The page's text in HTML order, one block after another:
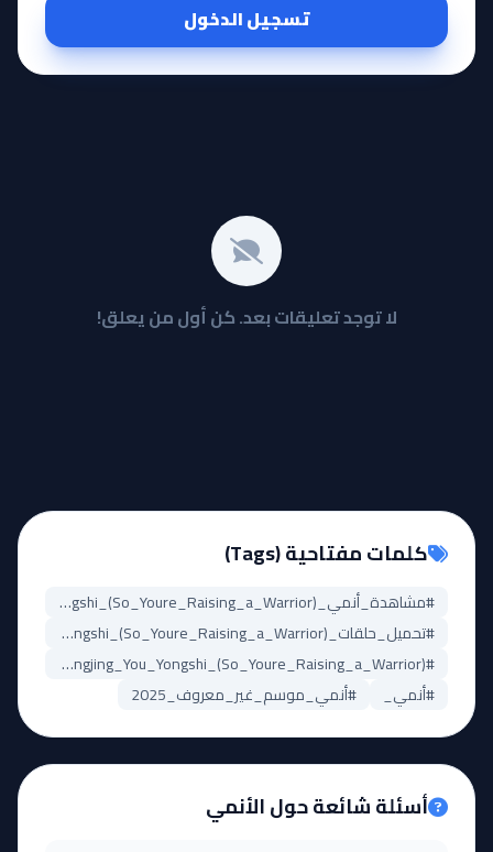
تسجيل الدخول
لا توجد تعليقات بعد. كن أول من يعلق!
كلمات مفتاحية (Tags)
#مشاهدة_أنمي_Cengjing_You_Yongshi_(So_Youre_Raising_a_Warrior)
#تحميل_حلقات_Cengjing_You_Yongshi_(So_Youre_Raising_a_Warrior)
#Cengjing_You_Yongshi_(So_Youre_Raising_a_Warrior)_مترجم
#أنمي_
#أنمي_موسم_غير_معروف_2025
أسئلة شائعة حول الأنمي